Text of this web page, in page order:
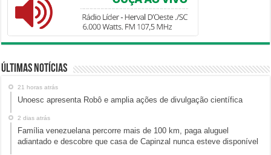
Últimas Notícias
21 horas atrás
Unoesc apresenta Robô e amplia ações de divulgação científica
2 dias atrás
Família venezuelana percorre mais de 100 km, paga aluguel
adiantado e descobre que casa de Capinzal nunca esteve disponível